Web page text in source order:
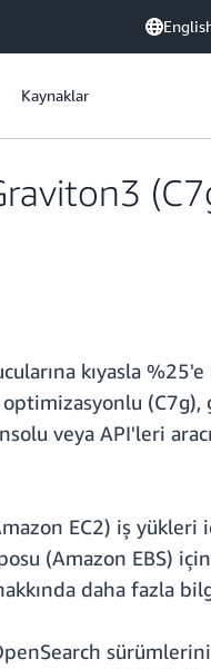
Kaynaklar
kıyasla
veya API'leri
EC2) iş
(Amazon EBS)
daha fazla